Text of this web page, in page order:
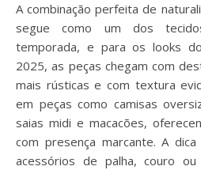
A combinação perfeita de
segue como um dos
temporada, e para os looks
2025, as peças chegam com
mais rústicas e com textura
em peças como camisas
saias midi e macacões,
com presença marcante. A
acessórios de palha, couro